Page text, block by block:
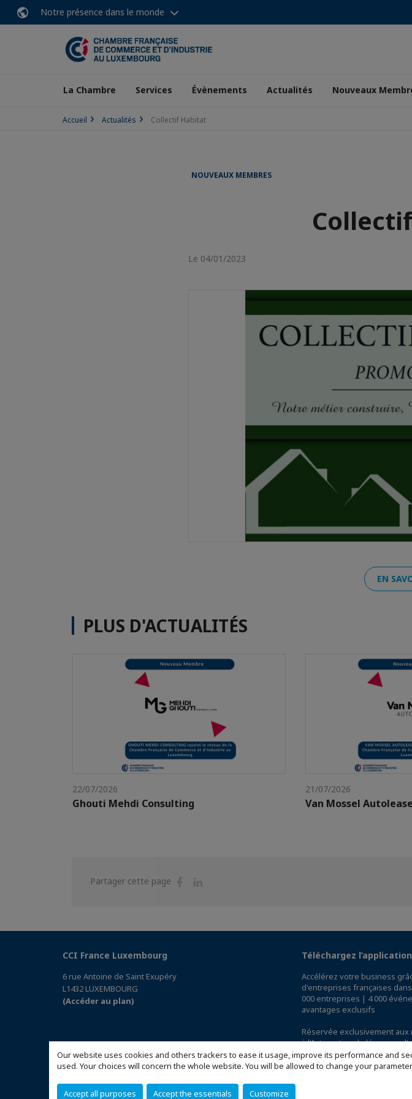
Our website uses cookies and others trackers to ease it usage, improve its performance and
used. Your choices will concern the whole website. You will be allowed to change your
Accept all purposes Accept the essentials Customize
Notre présence dans le monde
La Chambre Services Évènements Actualités Nouveaux
Accueil Actualités Collectif Habitat
NOUVEAUX MEMBRES
Le 04/01/2023
EN
PLUS D'ACTUALITÉS
22/07/2026
Ghouti Mehdi Consulting
21/07/2026
Van Mossel Autolease
Partager cette page
Partager
CCI France Luxembourg
6 rue Antoine de Saint Exupéry
L1432 LUXEMBOURG
(Accéder au plan)
Téléchargez
Accélérez votre business
d'entreprises françaises
000 entreprises | 4 000
avantages exclusifs
Réservée exclusivement aux
à l'International,découvrez